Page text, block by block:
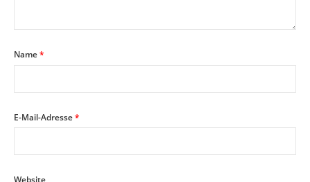
Name*
E-Mail-Adresse*